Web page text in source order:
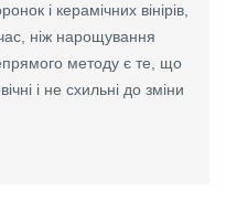
і керамічних вінірів,
ніж нарощування
методу є те, що
і не схильні до зміни